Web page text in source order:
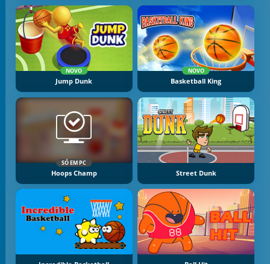
NOVO
Jump Dunk
NOVO
Basketball King
SÓ EM PC
Hoops Champ Street Dunk